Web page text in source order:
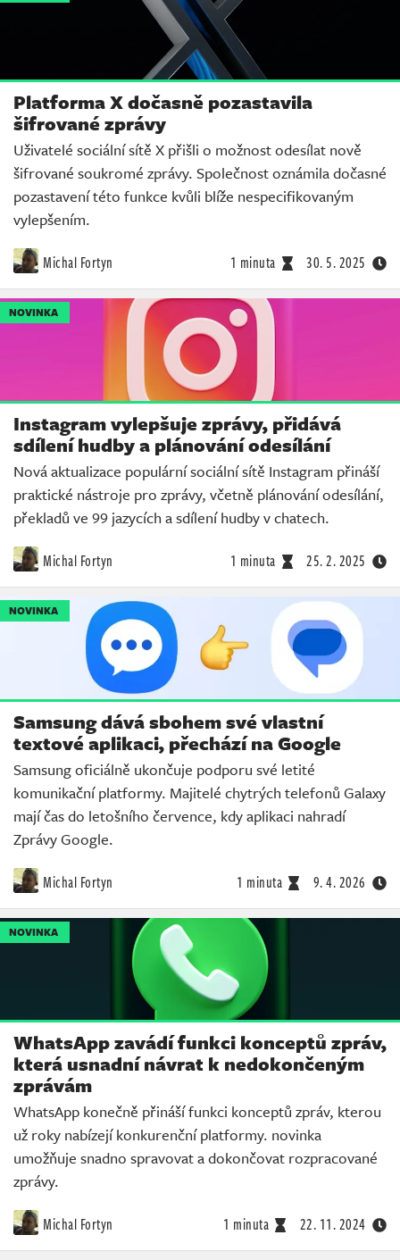
Platforma X dočasně pozastavila
šifrované zprávy
Uživatelé sociální sítě X přišli o možnost odesílat nově
šifrované soukromé zprávy. Společnost oznámila dočasné
pozastavení této funkce kvůli blíže nespecifikovaným
vylepšením.
Michal Fortyn 1 minuta 30. 5. 2025
NOVINKA
Instagram vylepšuje zprávy, přidává
sdílení hudby a plánování odesílání
Nová aktualizace populární sociální sítě Instagram přináší
praktické nástroje pro zprávy, včetně plánování odesílání,
překladů ve 99 jazycích a sdílení hudby v chatech.
Michal Fortyn 1 minuta 25. 2. 2025
NOVINKA
Samsung dává sbohem své vlastní
textové aplikaci, přechází na Google
Samsung oficiálně ukončuje podporu své letité
komunikační platformy. Majitelé chytrých telefonů Galaxy
mají čas do letošního července, kdy aplikaci nahradí
Zprávy Google.
Michal Fortyn 1 minuta 9. 4. 2026
NOVINKA
WhatsApp zavádí funkci konceptů zpráv,
která usnadní návrat k nedokončeným
zprávám
WhatsApp konečně přináší funkci konceptů zpráv, kterou
už roky nabízejí konkurenční platformy. novinka
umožňuje snadno spravovat a dokončovat rozpracované
zprávy.
Michal Fortyn 1 minuta 22. 11. 2024